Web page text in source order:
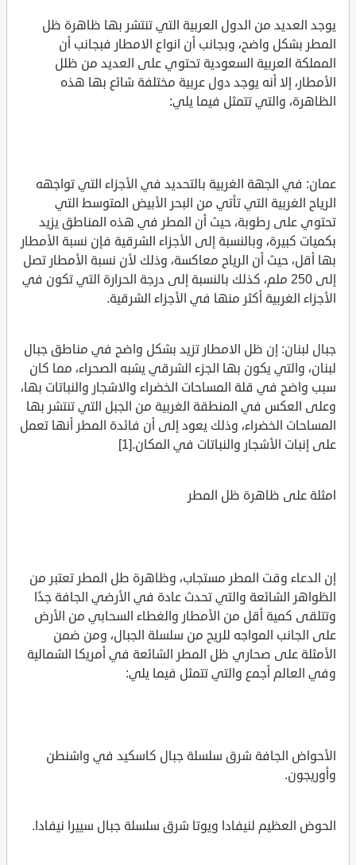
يوجد العديد من الدول العربية التي تنتشر بها ظاهرة ظل
المطر بشكل واضح، وبجانب أن انواع الامطار فبجانب أن
المملكة العربية السعودية تحتوي على العديد من ظلل
الأمطار، إلا أنه يوجد دول عربية مختلفة شائع بها هذه
الظاهرة، والتي تتمثل فيما يلي:
عمان: في الجهة الغربية بالتحديد في الأجزاء التي تواجهه
الرياح الغربية التي تأتي من البحر الأبيض المتوسط التي
تحتوي على رطوبة، حيث أن المطر في هذه المناطق يزيد
بكميات كبيرة، وبالنسبة إلى الأجزاء الشرقية فإن نسبة الأمطار
بها أقل، حيث أن الرياح معاكسة، وذلك لأن نسبة الأمطار تصل
إلى 250 ملم، كذلك بالنسبة إلى درجة الحرارة التي تكون في
الأجزاء الغربية أكثر منها في الأجزاء الشرقية.
جبال لبنان: إن ظل الامطار تزيد بشكل واضح في مناطق جبال
لبنان، والتي يكون بها الجزء الشرقي يشبه الصحراء، مما كان
سبب واضح في قلة المساحات الخضراء والاشجار والنباتات بها،
وعلى العكس في المنطقة الغربية من الجبل التي تنتشر بها
المساحات الخضراء، وذلك يعود إلى أن فائدة المطر أنها تعمل
على إنبات الأشجار والنباتات في المكان.[1]
امثلة على ظاهرة ظل المطر
إن الدعاء وقت المطر مستجاب، وظاهرة طل المطر تعتبر من
الظواهر الشائعة والتي تحدث عادة في الأرضي الجافة جدًا
وتتلقى كمية أقل من الأمطار والغطاء السحابي من الأرض
على الجانب المواجه للريح من سلسلة الجبال، ومن ضمن
الأمثلة على صحاري ظل المطر الشائعة في أمريكا الشمالية
وفي العالم أجمع والتي تتمثل فيما يلي:
الأحواض الجافة شرق سلسلة جبال كاسكيد في واشنطن
وأوريجون.
الحوض العظيم لنيفادا ويوتا شرق سلسلة جبال سييرا نيفادا.